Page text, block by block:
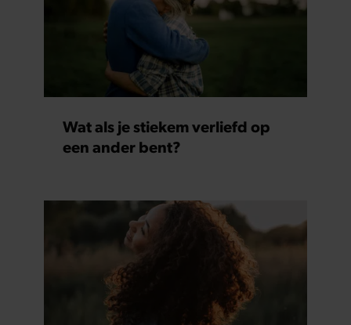
Wat als je stiekem verliefd op
een ander bent?